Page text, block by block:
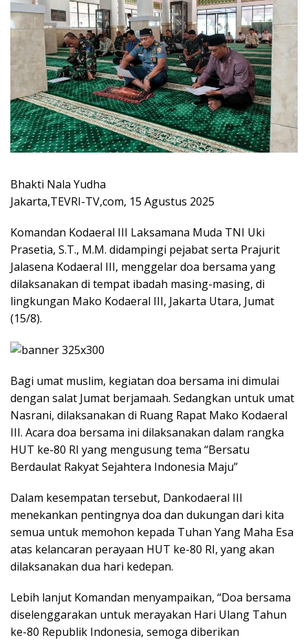
Bhakti Nala Yudha
Jakarta,TEVRI-TV,com, 15 Agustus 2025
Komandan Kodaeral III Laksamana Muda TNI Uki
Prasetia, S.T., M.M. didampingi pejabat serta Prajurit
Jalasena Kodaeral III, menggelar doa bersama yang
dilaksanakan di tempat ibadah masing-masing, di
lingkungan Mako Kodaeral III, Jakarta Utara, Jumat
(15/8).
Bagi umat muslim, kegiatan doa bersama ini dimulai
dengan salat Jumat berjamaah. Sedangkan untuk umat
Nasrani, dilaksanakan di Ruang Rapat Mako Kodaeral
III. Acara doa bersama ini dilaksanakan dalam rangka
HUT ke-80 RI yang mengusung tema “Bersatu
Berdaulat Rakyat Sejahtera Indonesia Maju”
Dalam kesempatan tersebut, Dankodaeral III
menekankan pentingnya doa dan dukungan dari kita
semua untuk memohon kepada Tuhan Yang Maha Esa
atas kelancaran perayaan HUT ke-80 RI, yang akan
dilaksanakan dua hari kedepan.
Lebih lanjut Komandan menyampaikan, “Doa bersama
diselenggarakan untuk merayakan Hari Ulang Tahun
ke-80 Republik Indonesia, semoga diberikan